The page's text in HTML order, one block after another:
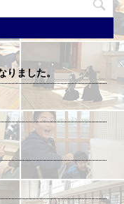
りました。